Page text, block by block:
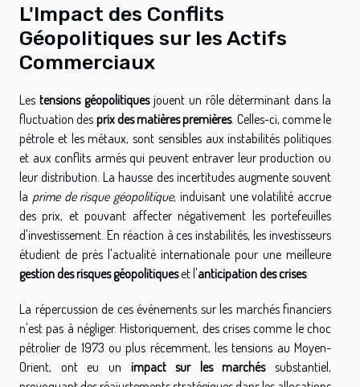
L'Impact des Conflits
Géopolitiques sur les Actifs
Commerciaux
Les tensions géopolitiquesjouent un rôle déterminant dans la
fluctuation des prix des matières premières. Celles-ci, comme le
pétrole et les métaux, sont sensibles aux instabilités politiques
et aux conflits armés qui peuvent entraver leur production ou
leur distribution. La hausse des incertitudes augmente souvent
la prime de risque géopolitique, induisant une volatilité accrue
des prix, et pouvant affecter négativement les portefeuilles
d'investissement. En réaction à ces instabilités, les investisseurs
étudient de près l'actualité internationale pour une meilleure
gestion des risques géopolitiqueset l'anticipation des crises.
La répercussion de ces événements sur les marchés financiers
n'est pas à négliger. Historiquement, des crises comme le choc
pétrolier de 1973 ou plus récemment, les tensions au Moyen-
Orient, ont eu un impact sur les marchéssubstantiel,